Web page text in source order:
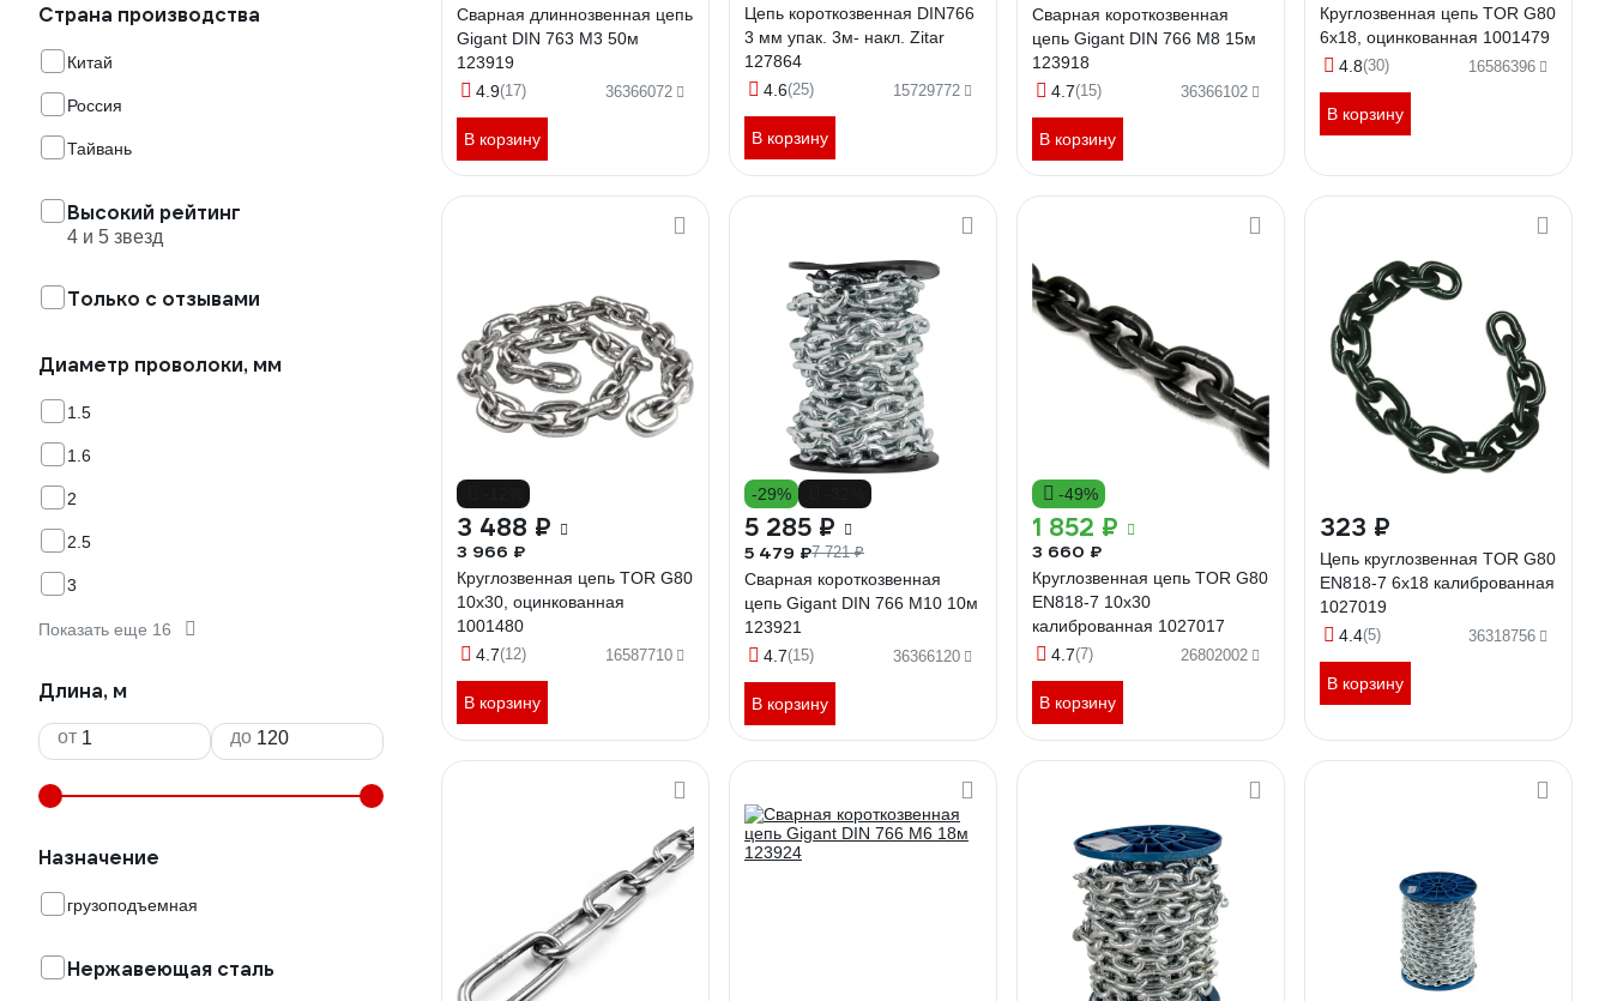
Страна производства
Китай
Россия
Тайвань
Высокий рейтинг
4 и 5 звезд
Только с отзывами
Диаметр проволоки, мм
1.5
1.6
2
2.5
3
Показать еще 16
Длина, м
от до
Назначение
грузоподъемная
Нержавеющая сталь
Сварная длиннозвенная цепь
Gigant DIN 763 M3 50м
123919
4.9(17) 36366072
В корзину
Цепь короткозвенная DIN766
3 мм упак. 3м- накл. Zitar
127864
4.6(25) 15729772
В корзину
Сварная короткозвенная
цепь Gigant DIN 766 M8 15м
123918
4.7(15) 36366102
В корзину
Круглозвенная цепь TOR G80
6х18, оцинкованная 1001479
4.8(30) 16586396
В корзину
3 488 ₽
3 966 ₽
Круглозвенная цепь TOR G80
10х30, оцинкованная
1001480
4.7(12) 16587710
В корзину
-29%
5 285 ₽
5 479 ₽7 721 ₽
Сварная короткозвенная
цепь Gigant DIN 766 M10 10м
123921
4.7(15) 36366120
В корзину
-49%
1 852 ₽
3 660 ₽
Круглозвенная цепь TOR G80
EN818-7 10x30
калиброванная 1027017
4.7(7) 26802002
В корзину
323 ₽
Цепь круглозвенная TOR G80
EN818-7 6x18 калиброванная
1027019
4.4(5) 36318756
В корзину